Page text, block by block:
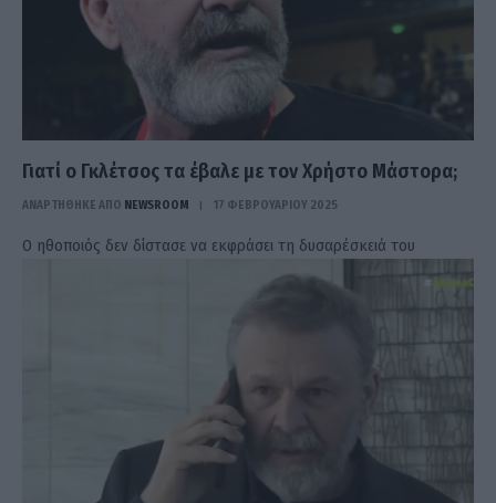
Γιατί ο Γκλέτσος τα έβαλε με τον Χρήστο Μάστορα;
ΑΝΑΡΤΗΘΗΚΕ ΑΠΟ NEWSROOM 17 ΦΕΒΡΟΥΑΡΊΟΥ 2025
Ο ηθοποιός δεν δίστασε να εκφράσει τη δυσαρέσκειά του